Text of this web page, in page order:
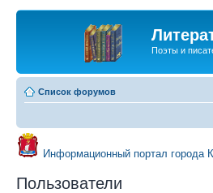
Поэты и
Список форумов
Информационный портал города
Пользователи